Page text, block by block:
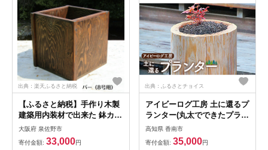
出典：楽天ふるさと納税
【ふるさと納税】手作り木製
建築用内装材で出来た 鉢カバ
ー 鉢ポット（8号用）
大阪府 泉佐野市
寄付金額: 33,000円
出典：ふるさとチョイス
アイビーログ工房 土に還るプ
ランター(丸太でできたプラン
ター) ar-0010
高知県 香南市
寄付金額: 35,000円